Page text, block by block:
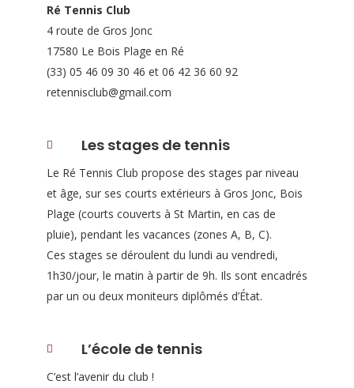
Ré Tennis Club
4 route de Gros Jonc
17580 Le Bois Plage en Ré
(33) 05 46 09 30 46 et 06 42 36 60 92
retennisclub@gmail.com
Les stages de tennis
Le Ré Tennis Club propose des stages par niveau
et âge, sur ses courts extérieurs à Gros Jonc, Bois
Plage (courts couverts à St Martin, en cas de
pluie), pendant les vacances (zones A, B, C).
Ces stages se déroulent du lundi au vendredi,
1h30/jour, le matin à partir de 9h. Ils sont encadrés
par un ou deux moniteurs diplômés d’État.
L’école de tennis
C’est l’avenir du club !